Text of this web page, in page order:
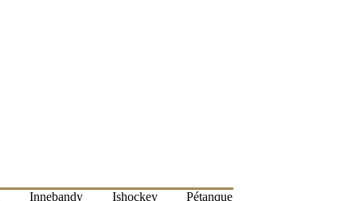
Innebandy Ishockey Pétanque